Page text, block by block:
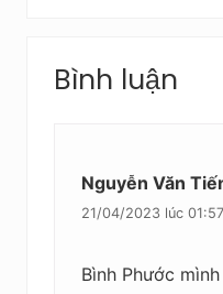
Reader
Interactions
Bình luận
Nguyễn Văn
21/04/2023 lúc 01:57
Bình Phước